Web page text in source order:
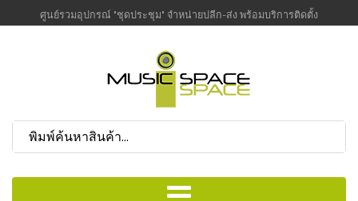
ศูนย์รวมอุปกรณ์ "ชุดประชุม" จำหน่ายปลีก-ส่ง พร้อมบริการติดตั้ง